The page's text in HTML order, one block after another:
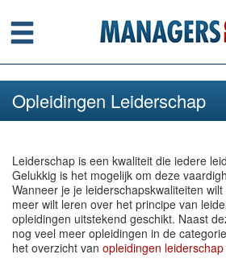
Menu
Opleidingen Leiderschap
Leiderschap is een kwaliteit die iedere
Gelukkig is het mogelijk om deze
Wanneer je je leiderschapskwaliteiten
meer wilt leren over het principe van
opleidingen uitstekend geschikt. Naast
nog veel meer opleidingen in de
het overzicht van opleidingen leiderschap